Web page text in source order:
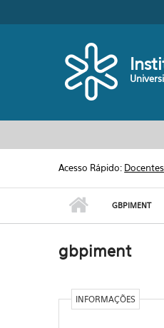
Acesso Rápido: Docentes
GBPIMENT
gbpiment
INFORMAÇÕES